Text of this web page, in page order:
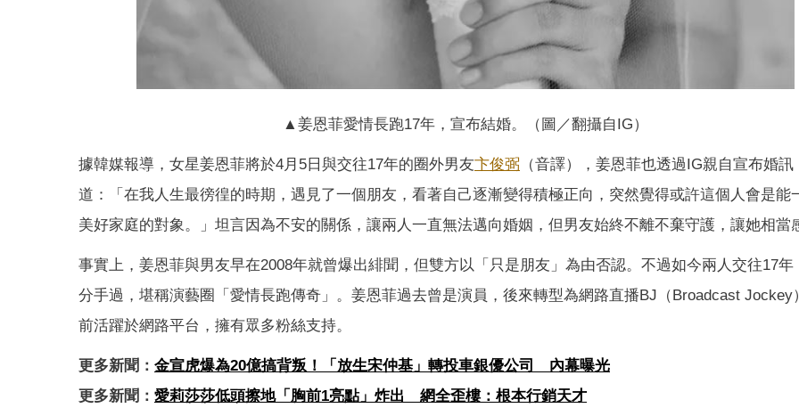
▲姜恩菲愛情長跑17年，宣布結婚。（圖／翻攝自IG）
據韓媒報導，女星姜恩菲將於4月5日與交往17年的圈外男友卞俊弼 （音譯），姜恩菲也透過IG親自宣布婚訊
道：「在我人生最徬徨的時期，遇見了一個朋友，看著自己逐漸變得積極正向，突然覺得或許這個人會是能
美好家庭的對象。」坦言因為不安的關係，讓兩人一直無法邁向婚姻，但男友始終不離不棄守護，讓她相當
事實上，姜恩菲與男友早在2008年就曾爆出緋聞，但雙方以「只是朋友」為由否認。不過如今兩人交往17年
分手過，堪稱演藝圈「愛情長跑傳奇」。姜恩菲過去曾是演員，後來轉型為網路直播BJ（Broadcast Jockey
前活躍於網路平台，擁有眾多粉絲支持。
更多新聞： 金宣虎爆為20億搞背叛！「放生宋仲基」轉投車銀優公司 內幕曝光
更多新聞： 愛莉莎莎低頭擦地「胸前1亮點」炸出 網全歪樓：根本行銷天才